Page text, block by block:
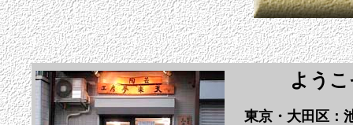
よう
東京・大田区：